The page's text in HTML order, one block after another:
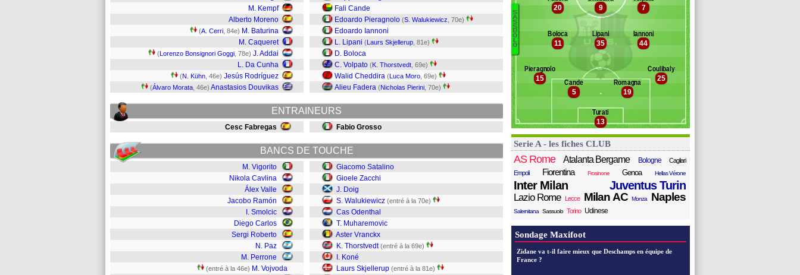
M. Kempf
Alberto Moreno
(A. Cerri , 84e) M. Baturina
M. Caqueret
(Lorenzo Bonsignori Goggi , 78e) J. Addai
L. Da Cunha
(N. Kühn , 46e) Jesús Rodríguez
(Álvaro Morata , 46e) Anastasios Douvikas
Fali Cande
Edoardo Pieragnolo (S. Walukiewicz , 70e)
Edoardo Iannoni
L. Lipani (Laurs Skjellerup , 81e)
D. Boloca
C. Volpato (K. Thorstvedt , 69e)
Walid Cheddira (Luca Moro , 69e)
Alieu Fadera (Nicholas Pierini , 70e)
ENTRAINEURS
Cesc Fabregas Fabio Grosso
BANCS DE TOUCHE
M. Vigorito
Nikola Cavlina
Álex Valle
Jacobo Ramón
I. Smolcic
Diego Carlos
Sergi Roberto
N. Paz
M. Perrone
(entré à la 46e) M. Vojvoda
Giacomo Satalino
Gioele Zacchi
J. Doig
S. Walukiewicz (entré à la 70e)
Cas Odenthal
T. Muharemovic
Aster Vranckx
K. Thorstvedt (entré à la 69e)
I. Koné
Laurs Skjellerup (entré à la 81e)
Perrone
Roberto
Diego Carlos
Ramón
Valle
Banc des remplaçants Sassuolo
Skjellerup
Thorstvedt
Vranckx
Muharemovic
Doig
Zacchi
Satalino
S
A
S
S
U
O
L
O
13
Turati
19
Romagna
5
Cande 25
Coulibaly
15
Pieragnolo
44
Iannoni
35
Lipani
11
Boloca
7
9
20
Serie A - les fiches CLUB
AS Rome Atalanta Bergame Bologne
Cagliari
Empoli
Fiorentina Frosinone Genoa Hellas Vérone
Inter Milan Juventus Turin
Lazio Rome Lecce Milan AC Monza Naples
Salernitana Sassuolo Torino Udinese
Sondage Maxifoot
Zidane va t-il faire mieux que Deschamps en équipe de
France ?